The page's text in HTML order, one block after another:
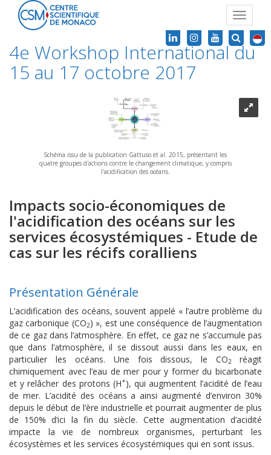
Toggle
4e Workshop International du
15 au 17 octobre 2017
Schéma issu de la publication Gattuso et al. 2015, présentant les
quatre groupes d'actions contre le changement climatique, y compris
l'acidification des océans.
Impacts socio-économiques de
l'acidification des océans sur les
services écosystémiques - Etude de
cas sur les récifs coralliens
Présentation Générale
L’acidification des océans, souvent appelé « l’autre problème du
gaz carbonique (CO2) », est une conséquence de l’augmentation
de ce gaz dans l’atmosphère. En effet, ce gaz ne s’accumule pas
que dans l’atmosphère, il se dissout aussi dans les eaux, en
particulier les océans. Une fois dissous, le CO2 réagit
chimiquement avec l’eau de mer pour y former du bicarbonate
et y relâcher des protons (H+), qui augmentent l’acidité de l’eau
de mer. L’acidité des océans a ainsi augmenté d’environ 30%
depuis le début de l’ère industrielle et pourrait augmenter de plus
de 150% d’ici la fin du siècle. Cette augmentation d’acidité
impacte la vie de nombreux organismes, perturbant les
écosystèmes et les services écosystémiques qui en sont issus.